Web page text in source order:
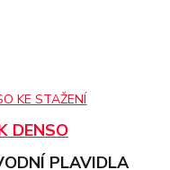
DENSO
PLAVIDLA